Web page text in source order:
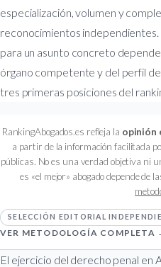
especialización, volumen y
reconocimientos
para un asunto concreto
órgano competente y del perfil
tres primeras posiciones del
RankingAbogados.es refleja la opinión
a partir de la información facilitada
públicas. No es una verdad objetiva ni
es «el mejor» abogado depende de
SELECCIÓN EDITORIAL
VER METODOLOGÍA COMPLETA
El ejercicio del derecho penal en